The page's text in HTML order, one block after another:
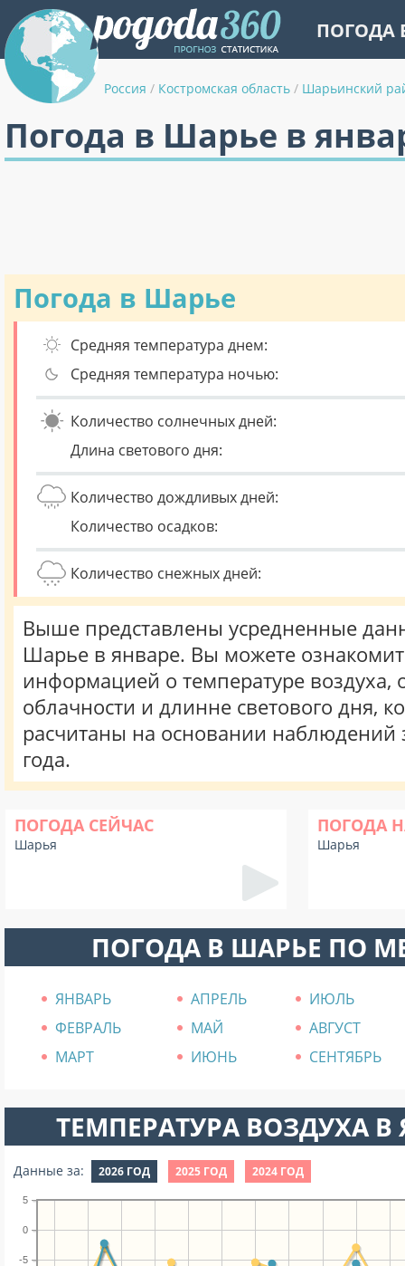
ПОГОДА
Россия / Костромская область / Шарьинский
Погода в Шарье в
Погода в Шарье
Средняя температура днем:
Средняя температура ночью:
Количество солнечных дней:
Длина светового дня:
Количество дождливых дней:
Количество осадков:
Количество снежных дней:
Выше представлены усредненные
Шарье в январе. Вы можете
информацией о температуре воздуха,
облачности и длинне светового дня,
расчитаны на основании наблюдений
года.
ПОГОДА СЕЙЧАС
Шарья
ПОГОДА
Шарья
ПОГОДА В ШАРЬЕ ПО
ЯНВАРЬ АПРЕЛЬ
ИЮЛЬ
ФЕВРАЛЬ
МАЙ
АВГУСТ
МАРТ
ИЮНЬ СЕНТЯБРЬ
ТЕМПЕРАТУРА ВОЗДУХА В
Данные за: 2026 ГОД 2025 ГОД 2024 ГОД
-5
0
5